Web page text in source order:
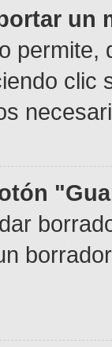
un
clic